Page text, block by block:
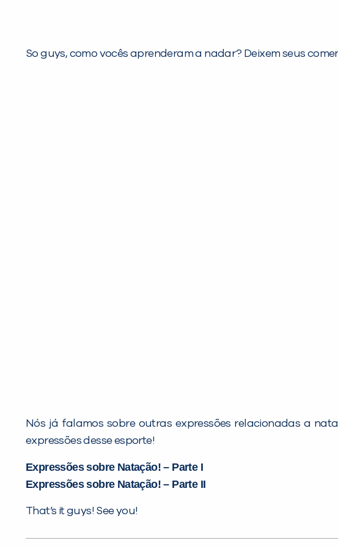
So guys, como vocês aprenderam a nadar? Deixem seus
Nós já falamos sobre outras expressões relacionadas a
expressões desse esporte!
Expressões sobre Natação! – Parte I
Expressões sobre Natação! – Parte II
That’s it guys! See you!